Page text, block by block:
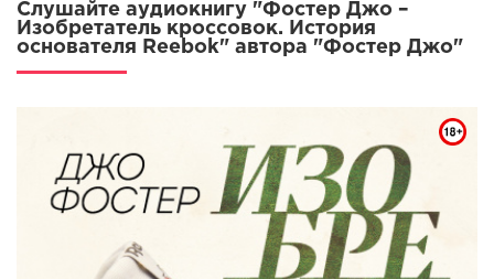
Слушайте аудиокнигу "Фостер Джо –
Изобретатель кроссовок. История
основателя Reebok" автора "Фостер Джо"